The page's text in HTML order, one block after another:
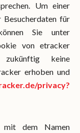
Um einer
Besucherdaten für
Sie unter
von etracker
keine
erhoben und
privacy?
mit dem Namen